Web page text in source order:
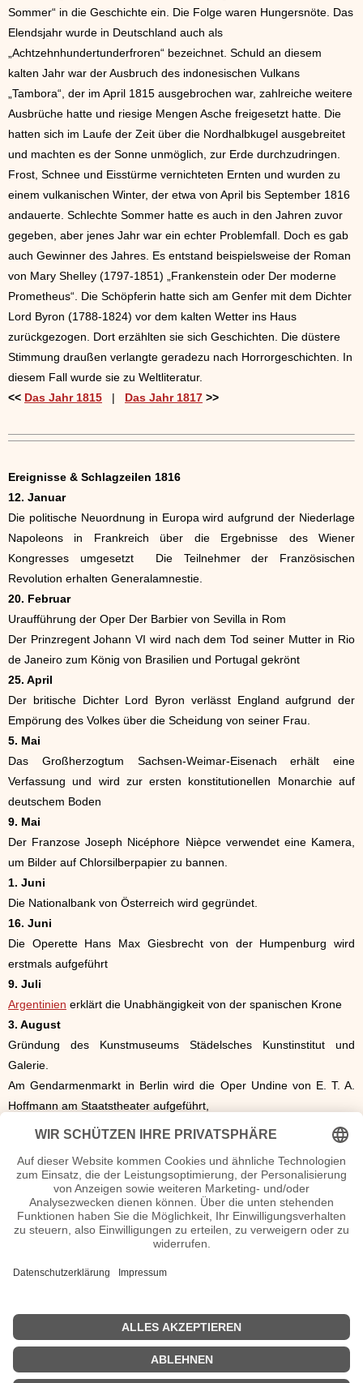
Sommer“ in die Geschichte ein. Die Folge waren Hungersnöte. Das
Elendsjahr wurde in Deutschland auch als
„Achtzehnhundertunderfroren“ bezeichnet. Schuld an diesem
kalten Jahr war der Ausbruch des indonesischen Vulkans
„Tambora“, der im April 1815 ausgebrochen war, zahlreiche weitere
Ausbrüche hatte und riesige Mengen Asche freigesetzt hatte. Die
hatten sich im Laufe der Zeit über die Nordhalbkugel ausgebreitet
und machten es der Sonne unmöglich, zur Erde durchzudringen.
Frost, Schnee und Eisstürme vernichteten Ernten und wurden zu
einem vulkanischen Winter, der etwa von April bis September 1816
andauerte. Schlechte Sommer hatte es auch in den Jahren zuvor
gegeben, aber jenes Jahr war ein echter Problemfall. Doch es gab
auch Gewinner des Jahres. Es entstand beispielsweise der Roman
von Mary Shelley (1797-1851) „Frankenstein oder Der moderne
Prometheus“. Die Schöpferin hatte sich am Genfer mit dem Dichter
Lord Byron (1788-1824) vor dem kalten Wetter ins Haus
zurückgezogen. Dort erzählten sie sich Geschichten. Die düstere
Stimmung draußen verlangte geradezu nach Horrorgeschichten. In
diesem Fall wurde sie zu Weltliteratur.
<< Das Jahr 1815 | Das Jahr 1817 >>
Ereignisse & Schlagzeilen 1816
12. Januar
Die politische Neuordnung in Europa wird aufgrund der Niederlage
Napoleons in Frankreich über die Ergebnisse des Wiener
Kongresses umgesetzt Die Teilnehmer der Französischen
Revolution erhalten Generalamnestie.
20. Februar
Uraufführung der Oper Der Barbier von Sevilla in Rom
Der Prinzregent Johann VI wird nach dem Tod seiner Mutter in Rio
de Janeiro zum König von Brasilien und Portugal gekrönt
25. April
Der britische Dichter Lord Byron verlässt England aufgrund der
Empörung des Volkes über die Scheidung von seiner Frau.
5. Mai
Das Großherzogtum Sachsen-Weimar-Eisenach erhält eine
Verfassung und wird zur ersten konstitutionellen Monarchie auf
deutschem Boden
9. Mai
Der Franzose Joseph Nicéphore Nièpce verwendet eine Kamera,
um Bilder auf Chlorsilberpapier zu bannen.
1. Juni
Die Nationalbank von Österreich wird gegründet.
16. Juni
Die Operette Hans Max Giesbrecht von der Humpenburg wird
erstmals aufgeführt
9. Juli
Argentinien erklärt die Unabhängigkeit von der spanischen Krone
3. August
Gründung des Kunstmuseums Städelsches Kunstinstitut und
Galerie.
Am Gendarmenmarkt in Berlin wird die Oper Undine von E. T. A.
Hoffmann am Staatstheater aufgeführt,
Der Roman „Emma“ von Jane Austen erscheint
Eröffnung der Bundesversammlung in Frankfurt am Main
Im November
Der Stirlingmotor wird vom Schotten Robert Stirling erfunden.
19. November
Die Universität Warschau wird gegründet.
Öffentliche Ausstellung des „Laufrades“ durch den badischen
Indiana wird 19. Bundesstaat der USA